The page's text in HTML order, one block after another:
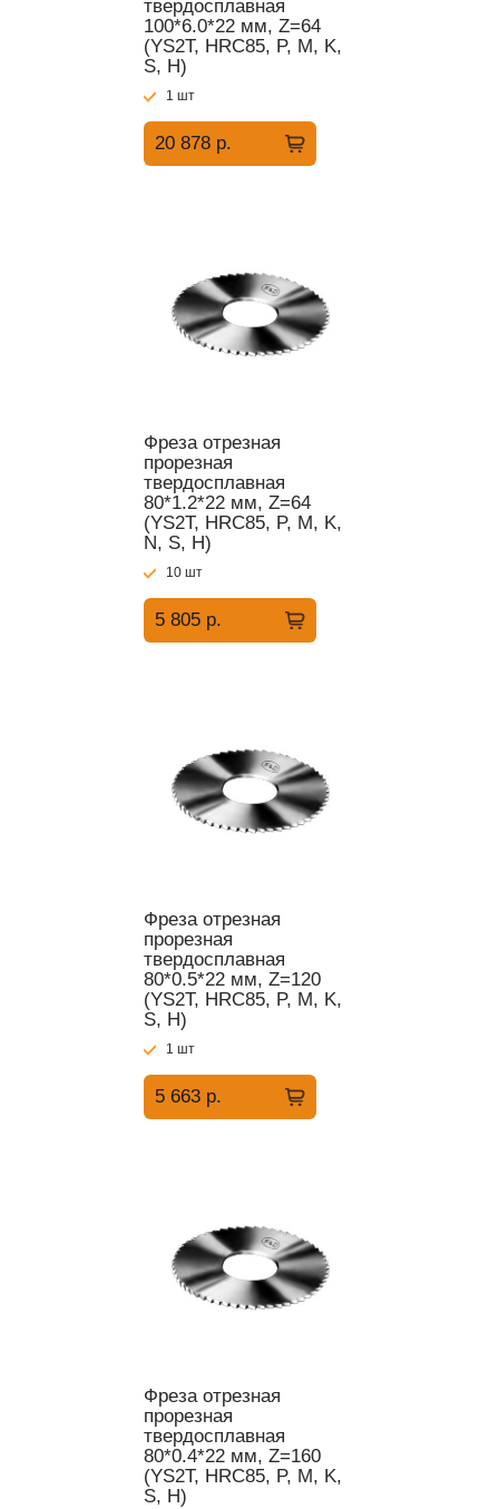
твердосплавная
100*6.0*22 мм, Z=64
(YS2T, HRC85, P, M, K,
S, H)
1 шт
20 878 р.
Фреза отрезная
прорезная
твердосплавная
80*1.2*22 мм, Z=64
(YS2T, HRC85, P, M, K,
N, S, H)
10 шт
5 805 р.
Фреза отрезная
прорезная
твердосплавная
80*0.5*22 мм, Z=120
(YS2T, HRC85, P, M, K,
S, H)
1 шт
5 663 р.
Фреза отрезная
прорезная
твердосплавная
80*0.4*22 мм, Z=160
(YS2T, HRC85, P, M, K,
S, H)